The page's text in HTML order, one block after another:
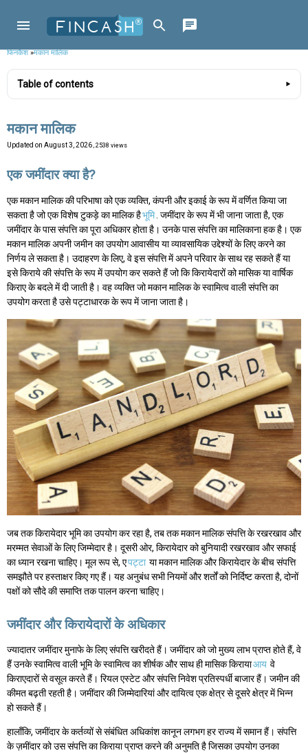
फिनकैश»मकान मालिक
Table of contents
मकान मालिक
Updated on August 3, 2026 , 2538 views
एक जमींदार क्या है?
एक मकान मालिक की परिभाषा को एक व्यक्ति, कंपनी और इकाई के रूप में वर्णित किया जा
सकता है जो एक विशेष टुकड़े का मालिक हैभूमि . जमींदार के रूप में भी जाना जाता है, एक
जमींदार के पास संपत्ति का पूरा अधिकार होता है। उनके पास संपत्ति का मालिकाना हक है। एक
मकान मालिक अपनी जमीन का उपयोग आवासीय या व्यावसायिक उद्देश्यों के लिए करने का
निर्णय ले सकता है। उदाहरण के लिए, वे इस संपत्ति में अपने परिवार के साथ रह सकते हैं या
इसे किराये की संपत्ति के रूप में उपयोग कर सकते हैं जो कि किरायेदारों को मासिक या वार्षिक
किराए के बदले में दी जाती है। वह व्यक्ति जो मकान मालिक के स्वामित्व वाली संपत्ति का
उपयोग करता है उसे पट्टाधारक के रूप में जाना जाता है।
जब तक किरायेदार भूमि का उपयोग कर रहा है, तब तक मकान मालिक संपत्ति के रखरखाव और
मरम्मत सेवाओं के लिए जिम्मेदार है। दूसरी ओर, किरायेदार को बुनियादी रखरखाव और सफाई
का ध्यान रखना चाहिए। मूल रूप से, एपट्टा या मकान मालिक और किरायेदार के बीच संपत्ति
समझौते पर हस्ताक्षर किए गए हैं। यह अनुबंध सभी नियमों और शर्तों को निर्दिष्ट करता है, दोनों
पक्षों को सौदे की समाप्ति तक पालन करना चाहिए।
जमींदार और किरायेदारों के अधिकार
ज्यादातर जमींदार मुनाफे के लिए संपत्ति खरीदते हैं। जमींदार को जो मुख्य लाभ प्राप्त होते हैं, वे
हैं उनके स्वामित्व वाली भूमि के स्वामित्व का शीर्षक और साथ ही मासिक किरायाआय वे
किराएदारों से वसूल करते हैं। रियल एस्टेट और संपत्ति निवेश प्रतिस्पर्धी बाजार हैं। जमीन की
कीमत बढ़ती रहती है। जमींदार की जिम्मेदारियां और दायित्व एक क्षेत्र से दूसरे क्षेत्र में भिन्न
हो सकते हैं।
हालाँकि, जमींदार के कर्तव्यों से संबंधित अधिकांश कानून लगभग हर राज्य में समान हैं। संपत्ति
के ज़मींदार को उस संपत्ति का किराया प्राप्त करने की अनुमति है जिसका उपयोग उनका